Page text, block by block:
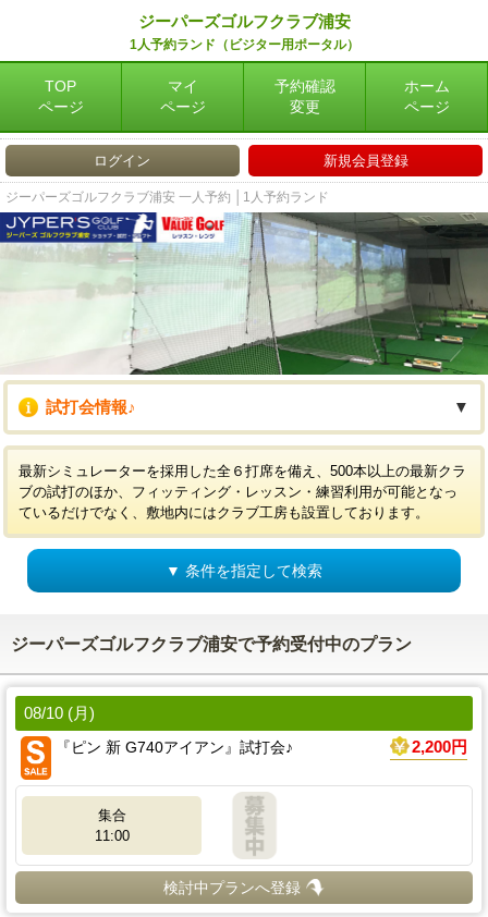
ジーパーズゴルフクラブ浦安
1人予約ランド（ビジター用ポータル）
TOP
ページ
マイ
ページ
予約確認
変更
ホーム
ページ
ログイン 新規会員登録
ジーパーズゴルフクラブ浦安 一人予約 │1人予約ランド
試打会情報♪ ▼
最新シミュレーターを採用した全６打席を備え、500本以上の最新クラ
ブの試打のほか、フィッティング・レッスン・練習利用が可能となっ
ているだけでなく、敷地内にはクラブ工房も設置しております。
▼ 条件を指定して検索
ジーパーズゴルフクラブ浦安で予約受付中のプラン
08/10 (月)
『ピン 新 G740アイアン』試打会♪
2,200円
集合
11:00
検討中プランへ登録